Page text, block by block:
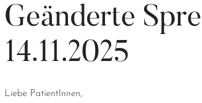
Geänderte
14.11.2025
Liebe PatientInnen,